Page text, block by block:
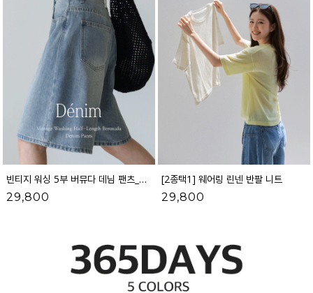
빈티지 워싱 5부 버뮤다 데님 팬츠_52DP598
29,800
[2종택1] 웨어링 린넨 반팔 니트
29,800